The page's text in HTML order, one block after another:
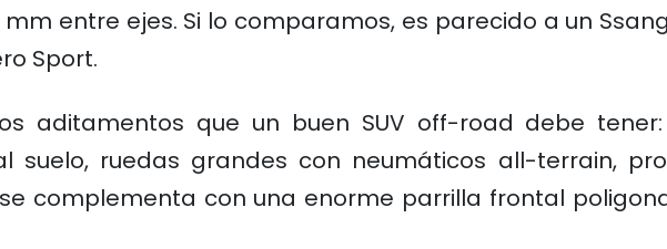
entre ejes. Si lo comparamos, es parecido a un
Sport.
aditamentos que un buen SUV off-road debe
suelo, ruedas grandes con neumáticos all-terrain,
complementa con una enorme parrilla frontal